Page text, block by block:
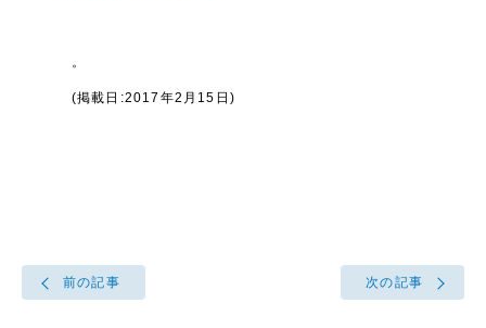
。
(掲載日:2017年2月15日)
前の記事 次の記事